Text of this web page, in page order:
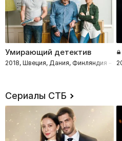
Умирающий детектив
2018, Швеция, Дания, Финляндия –
Сериалы СТБ